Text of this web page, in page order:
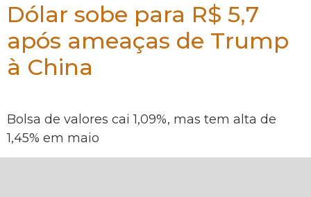
Dólar sobe para R$ 5,7
após ameaças de Trump
à China
Bolsa de valores cai 1,09%, mas tem alta de
1,45% em maio